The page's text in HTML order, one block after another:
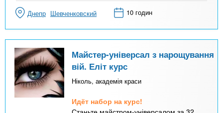
Днепр Шевченковский 10 годин
Майстер-універсал з нарощування
вій. Еліт курс
Ніколь, академія краси
Идёт набор на курс!